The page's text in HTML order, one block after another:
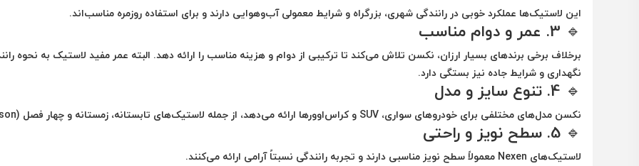
این لاستیک‌ها عملکرد خوبی در رانندگی شهری، بزرگراه و شرایط معمولی آب‌وهوایی دارند و برای استفاده روزمره مناسب‌اند.
🔹 3. عمر و دوام مناسب
برخلاف برخی برندهای بسیار ارزان، نکسن تلاش می‌کند تا ترکیبی از دوام و هزینه مناسب را ارائه دهد. البته عمر مفید لاستیک به نحوه
نگهداری و شرایط جاده نیز بستگی دارد.
🔹 4. تنوع سایز و مدل
نکسن مدل‌های مختلفی برای خودروهای سواری، SUV و کراس‌اوورها ارائه می‌دهد، از جمله لاستیک‌های تابستانه، زمستانه و چهار فصل (All Season)
🔹 5. سطح نویز و راحتی
لاستیک‌های Nexen معمولاً سطح نویز مناسبی دارند و تجربه رانندگی نسبتاً آرامی ارائه می‌کنند.